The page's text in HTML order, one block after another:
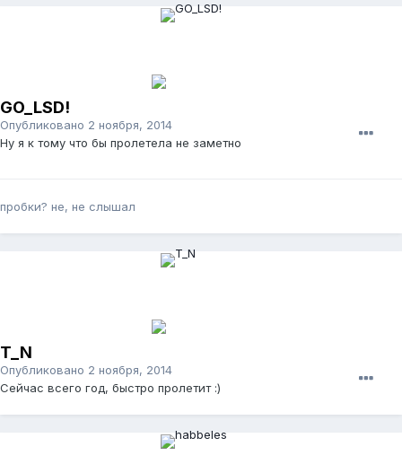
GO_LSD!
Опубликовано 2 ноября, 2014
Ну я к тому что бы пролетела не заметно
пробки? не, не слышал
T_N
Опубликовано 2 ноября, 2014
Сейчас всего год, быстро пролетит :)